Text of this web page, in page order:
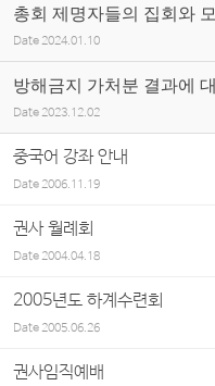
총회 제명자들의 집회와
Date 2024.01.10
방해금지 가처분 결과에
Date 2023.12.02
중국어 강좌 안내
Date2006.11.19
권사 월례회
Date2004.04.18
2005년도 하계수련회
Date2005.06.26
권사임직예배